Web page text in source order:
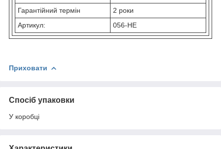
Гарантійний термін
2 роки
Артикул:
056-HE
Приховати
Спосіб упаковки
У коробці